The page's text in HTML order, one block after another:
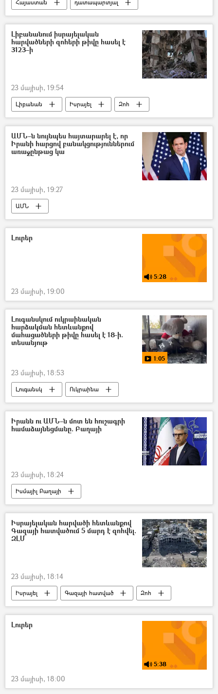
Հայաստան
դատապարտյալ
Բանտ
Լիբանանում իսրայելական
հարվածների զոհերի թիվը հասել է
3123–ի
23 մայիսի, 19:54
Լիբանան Իսրայել Զոհ
ԱՄՆ–ն նույնպես հայտարարել է, որ
Իրանի հարցով բանակցություններում
առաջընթաց կա
23 մայիսի, 19:27
ԱՄՆ
Իրանի Իսլամական Հանրապետություն
Մարկո Ռուբիո
Լուրեր
5:28
23 մայիսի, 19:00
Լուգանսկում ուկրաինական
հարձակման հետևանքով
մահացածների թիվը հասել է 18-ի.
տեսանյութ
1:05
23 մայիսի, 18:53
Լուգանսկ
Ուկրաինա
անօդաչու թռչող սարք (ԱԹՍ)
Զոհ
տեսանյութ
Տեսանյութեր
Իրանն ու ԱՄՆ–ն մոտ են հուշագրի
համաձայնեցմանը. Բաղայի
23 մայիսի, 18:24
Իսմայիլ Բաղայի
Իրանի Իսլամական Հանրապետություն
ԱՄՆ
հուշագիր
Իսրայելական հարվածի հետևանքով
Գազայի հատվածում 5 մարդ է զոհվել.
ԶԼՄ
23 մայիսի, 18:14
Իսրայել Գազայի հատված Զոհ
Լուրեր
5:38
23 մայիսի, 18:00